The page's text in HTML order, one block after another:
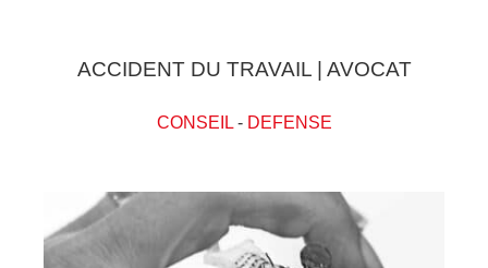
ACCIDENT DU TRAVAIL | AVOCAT
CONSEIL- DEFENSE